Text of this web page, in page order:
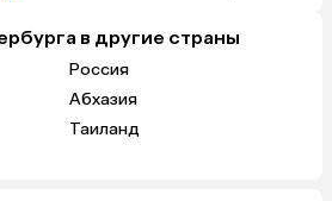
в другие страны
Россия
Абхазия
Таиланд